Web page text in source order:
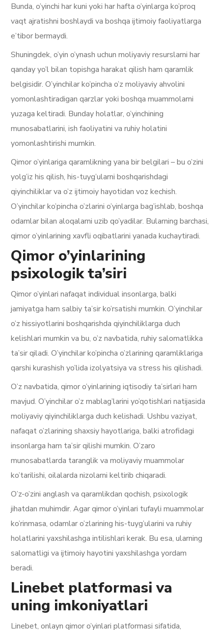
Bunda, o’yinchi har kuni yoki har hafta o’yinlarga ko’proq
vaqt ajratishni boshlaydi va boshqa ijtimoiy faoliyatlarga
e’tibor bermaydi.
Shuningdek, o’yin o’ynash uchun moliyaviy resurslarni har
qanday yo’l bilan topishga harakat qilish ham qaramlik
belgisidir. O’yinchilar ko’pincha o’z moliyaviy ahvolini
yomonlashtiradigan qarzlar yoki boshqa muammolarni
yuzaga keltiradi. Bunday holatlar, o’yinchining
munosabatlarini, ish faoliyatini va ruhiy holatini
yomonlashtirishi mumkin.
Qimor o’yinlariga qaramlikning yana bir belgilari – bu o’zini
yolg’iz his qilish, his-tuyg’ularni boshqarishdagi
qiyinchiliklar va o’z ijtimoiy hayotidan voz kechish.
O’yinchilar ko’pincha o’zlarini o’yinlarga bag’ishlab, boshqa
odamlar bilan aloqalarni uzib qo’yadilar. Bularning barchasi,
qimor o’yinlarining xavfli oqibatlarini yanada kuchaytiradi.
Qimor o’yinlarining
psixologik ta’siri
Qimor o’yinlari nafaqat individual insonlarga, balki
jamiyatga ham salbiy ta’sir ko’rsatishi mumkin. O’yinchilar
o’z hissiyotlarini boshqarishda qiyinchiliklarga duch
kelishlari mumkin va bu, o’z navbatida, ruhiy salomatlikka
ta’sir qiladi. O’yinchilar ko’pincha o’zlarining qaramliklariga
qarshi kurashish yo’lida izolyatsiya va stress his qilishadi.
O’z navbatida, qimor o’yinlarining iqtisodiy ta’sirlari ham
mavjud. O’yinchilar o’z mablag’larini yo’qotishlari natijasida
moliyaviy qiyinchiliklarga duch kelishadi. Ushbu vaziyat,
nafaqat o’zlarining shaxsiy hayotlariga, balki atrofidagi
insonlarga ham ta’sir qilishi mumkin. O’zaro
munosabatlarda taranglik va moliyaviy muammolar
ko’tarilishi, oilalarda nizolarni keltirib chiqaradi.
O’z-o’zini anglash va qaramlikdan qochish, psixologik
jihatdan muhimdir. Agar qimor o’yinlari tufayli muammolar
ko’rinmasa, odamlar o’zlarining his-tuyg’ularini va ruhiy
holatlarini yaxshilashga intilishlari kerak. Bu esa, ularning
salomatligi va ijtimoiy hayotini yaxshilashga yordam
beradi.
Linebet platformasi va
uning imkoniyatlari
Linebet, onlayn qimor o’yinlari platformasi sifatida,